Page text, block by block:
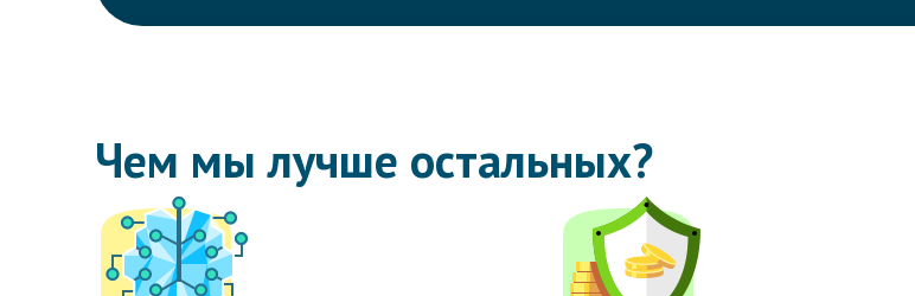
Чем мы лучше остальных?